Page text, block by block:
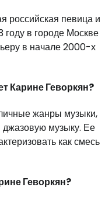
российская певица и
году в городе Москве
в начале 2000-х
Карине Геворкян?
жанры музыки,
джазовую музыку. Ее
как смесь
Геворкян?